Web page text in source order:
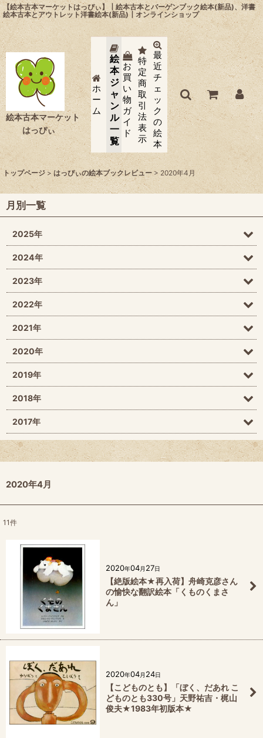
【絵本古本マーケットはっぴぃ】┃絵本古本とバーゲンブック絵本(新品)、洋書
絵本古本とアウトレット洋書絵本(新品)┃オンラインショップ
絵本古本マーケット
はっぴぃ
ホ
ー
ム
絵
本
ジ
ャ
ン
ル
一
覧
お
買
い
物
ガ
イ
ド
特
定
商
取
引
法
表
示
最
近
チ
ェ
ッ
ク
の
絵
本
トップページ > はっぴぃの絵本ブックレビュー > 2020年4月
2020年4月
11件
2020年04月 27日
【絶版絵本★再入荷】舟崎克彦さん
の愉快な翻訳絵本「くものくまさ
ん」
2020年04月 24日
【こどものとも】「ぼく、だあれ こ
どものとも330号」天野祐吉・梶山
俊夫★1983年初版本★
月別一覧
2025年
2024年
2023年
2022年
2021年
2020年
2019年
2018年
2017年